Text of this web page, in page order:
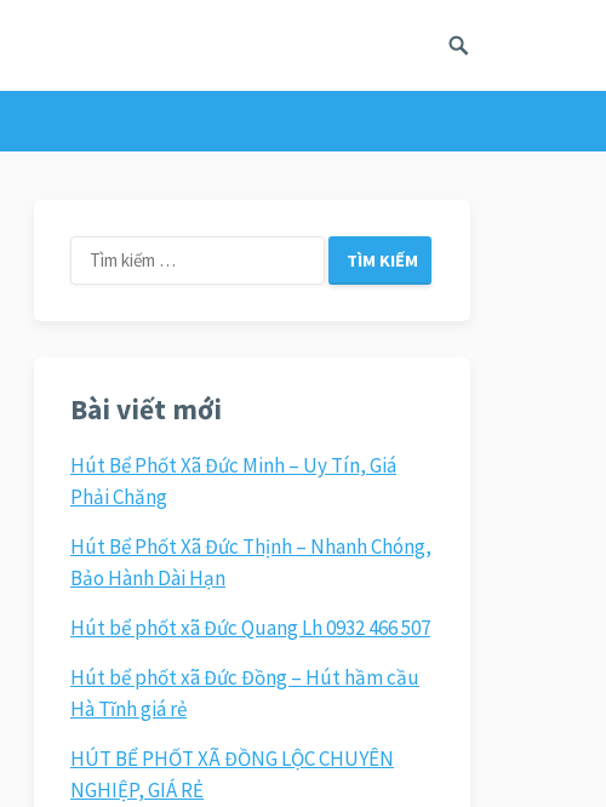
Tìm
kiếm
Bài viết mới
Hút Bể Phốt Xã Đức Minh – Uy Tín, Giá
Phải Chăng
Hút Bể Phốt Xã Đức Thịnh – Nhanh Chóng,
Bảo Hành Dài Hạn
Hút bể phốt xã Đức Quang Lh 0932 466 507
Hút bể phốt xã Đức Đồng – Hút hầm cầu
Hà Tĩnh giá rẻ
HÚT BỂ PHỐT XÃ ĐỒNG LỘC CHUYÊN
NGHIỆP, GIÁ RẺ